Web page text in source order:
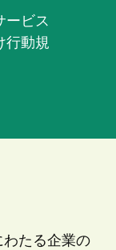
ービス
行動規
たる企業の